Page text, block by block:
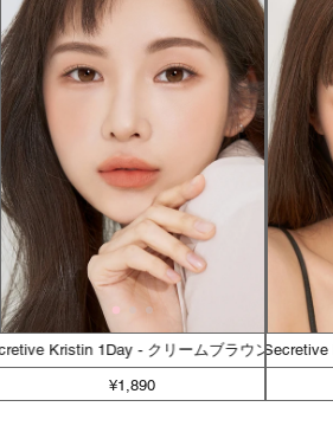
Kristin 1Day - クリームブラウン
¥1,890
Secretive